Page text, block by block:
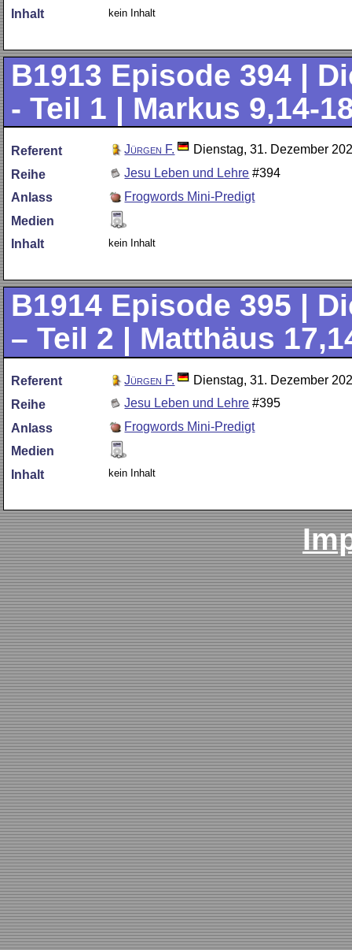
Inhalt
kein Inhalt
B1913 Episode 394 |
- Teil 1 | Markus 9,14-
Referent Jürgen F.
Dienstag, 31. Dezember
Reihe
Jesu Leben und Lehre #394
Anlass
Frogwords Mini-Predigt
Medien
Inhalt
kein Inhalt
B1914 Episode 395 |
– Teil 2 | Matthäus
Referent Jürgen F.
Dienstag, 31. Dezember
Reihe
Jesu Leben und Lehre #395
Anlass
Frogwords Mini-Predigt
Medien
Inhalt
kein Inhalt